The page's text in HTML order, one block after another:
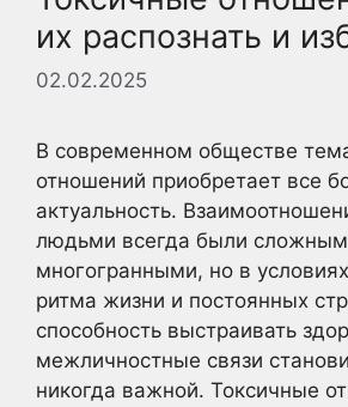
их распознать и
02.02.2025
В современном обществе
отношений приобретает все
актуальность.
людьми всегда были
многогранными, но в
ритма жизни и постоянных
способность выстраивать
межличностные связи
никогда важной. Токсичные